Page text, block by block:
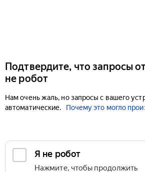
Подтвердите, что запросы
не робот
Нам очень жаль, но запросы с вашего
автоматические.
Почему это могло